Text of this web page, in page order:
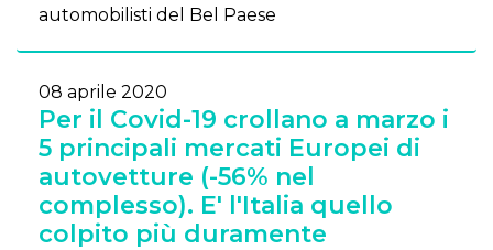
automobilisti del Bel Paese
08 aprile 2020
Per il Covid-19 crollano a marzo i
5 principali mercati Europei di
autovetture (-56% nel
complesso). E' l'Italia quello
colpito più duramente